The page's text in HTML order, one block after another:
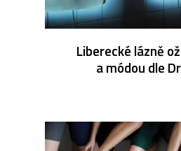
Liberecké lázně
a módou dle